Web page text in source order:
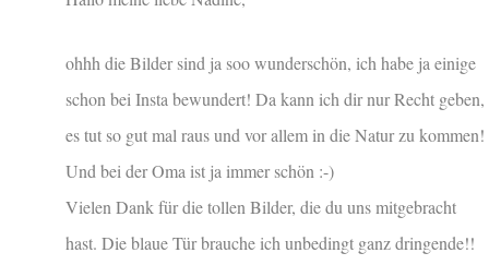
ohhh die Bilder sind ja soo wunderschön, ich habe ja einige
schon bei Insta bewundert! Da kann ich dir nur Recht geben,
es tut so gut mal raus und vor allem in die Natur zu kommen!
Und bei der Oma ist ja immer schön :-)
Vielen Dank für die tollen Bilder, die du uns mitgebracht
hast. Die blaue Tür brauche ich unbedingt ganz dringende!!